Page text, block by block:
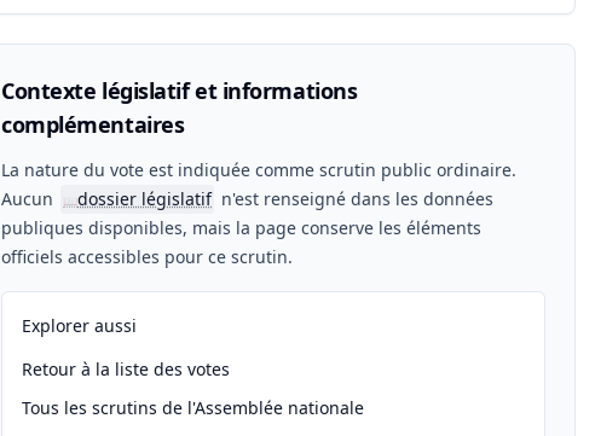
Contexte législatif et informations
complémentaires
La nature du vote est indiquée comme scrutin public ordinaire.
Aucun
📖dossier législatif n'est renseigné dans les données
publiques disponibles, mais la page conserve les éléments
officiels accessibles pour ce scrutin.
Explorer aussi
Retour à la liste des votes
Tous les scrutins de l'Assemblée nationale